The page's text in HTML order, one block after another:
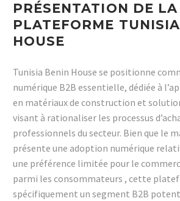
PRÉSENTATION DE LA
PLATEFORME
HOUSE
Tunisia Benin House se positionne
numérique B2B essentielle, dédiée à
en matériaux de construction et
visant à rationaliser les processus
professionnels du secteur. Bien que le
présente une adoption numérique
une préférence limitée pour le
parmi les consommateurs , cette
spécifiquement un segment B2B